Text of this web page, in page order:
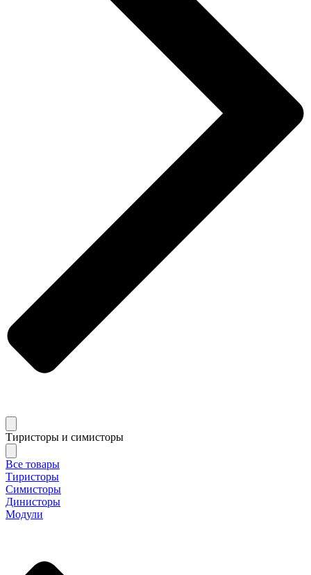
Тиристоры и симисторы
Все товары
Тиристоры
Симисторы
Динисторы
Модули